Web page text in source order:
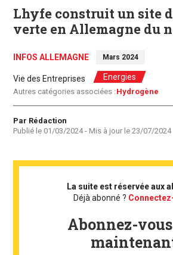
Lhyfe construit un site
verte en Allemagne du
INFOS ALLEMAGNE Mars 2024
Vie des Entreprises Energies
Autres catégories associées : Hydrogène
Auteur
Par Rédaction
Publié le 01/03/2024- Mis à jour le 23/07/2024
La suite est réservée aux
Déjà abonné ?
Abonnez-